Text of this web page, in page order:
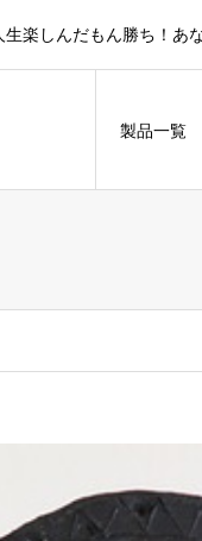
楽しんだもん勝ち！あ
製品一覧